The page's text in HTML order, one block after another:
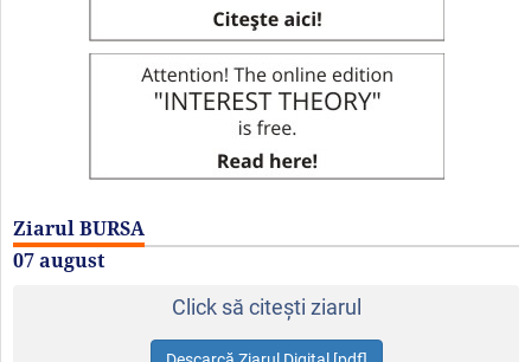
Ziarul BURSA
07 august
Click să citeşti ziarul